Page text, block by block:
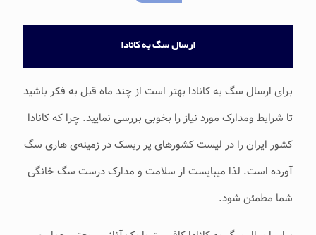
ارسال سگ به کانادا
برای ارسال سگ به کانادا بهتر است از چند ماه قبل به فکر باشید
تا شرایط ومدارک مورد نیاز را بخوبی بررسی نمایید. چرا که کانادا
کشور ایران را در لیست کشورهای پر ریسک در زمینه‌ی هاری سگ
آورده است. لذا میبایست از سلامت و مدارک درست سگ خانگی
شما مطمئن شود.